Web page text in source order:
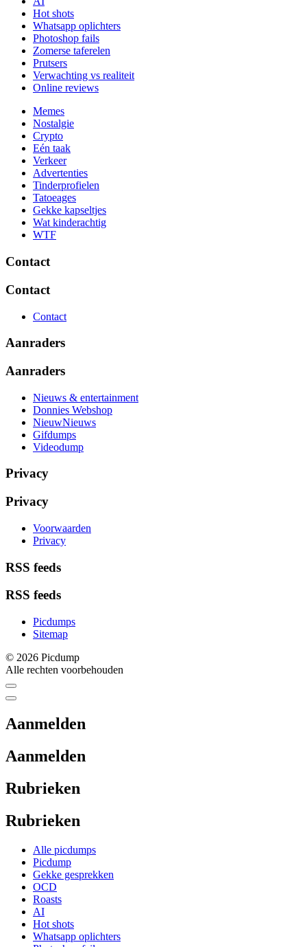
Hot shots
Whatsapp oplichters
Photoshop fails
Zomerse taferelen
Prutsers
Verwachting vs realiteit
Online reviews
Memes
Nostalgie
Crypto
Eén taak
Verkeer
Advertenties
Tinderprofielen
Tatoeages
Gekke kapseltjes
Wat kinderachtig
WTF
Contact
Contact
Contact
Aanraders
Aanraders
Nieuws & entertainment
Donnies Webshop
NieuwNieuws
Gifdumps
Videodump
Privacy
Privacy
Voorwaarden
Privacy
RSS feeds
RSS feeds
Picdumps
Sitemap
© 2026 Picdump
Alle rechten voorbehouden
Aanmelden
Aanmelden
Rubrieken
Rubrieken
Alle picdumps
Picdump
Gekke gesprekken
OCD
Roasts
AI
Hot shots
Whatsapp oplichters